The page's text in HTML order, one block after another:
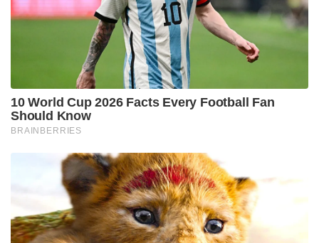
10 World Cup 2026 Facts Every Football Fan
Should Know
BRAINBERRIES